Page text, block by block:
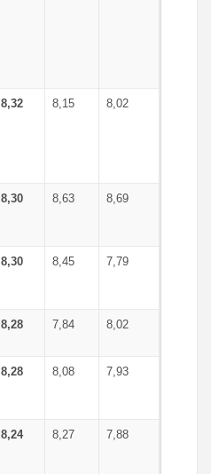
8,32 8,15 8,02
8,30 8,63 8,69
8,30 8,45 7,79
8,28 7,84 8,02
8,28 8,08 7,93
8,24 8,27 7,88